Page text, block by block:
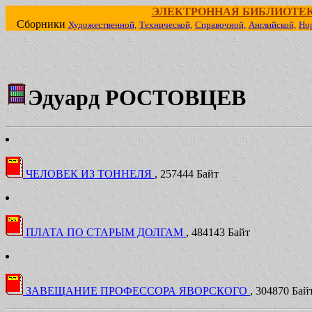
ЭЛЕКТРОННАЯ
Сборники Художественной, Технической, Справочной, Английской,
Эдуард РОСТОВЦЕВ
ЧЕЛОВЕК ИЗ ТОННЕЛЯ , 257444 Байт
ПЛАТА ПО СТАРЫМ ДОЛГАМ , 484143 Байт
ЗАВЕЩАНИЕ ПРОФЕССОРА ЯВОРСКОГО , 304870